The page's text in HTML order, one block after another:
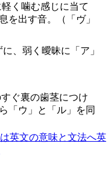
く噛む感じに当て
を出す音。（「ヴ」
、弱く曖昧に「ア」
ぐ裏の歯茎につけ
「ウ」と「ル」を同
英文の意味と文法へ英